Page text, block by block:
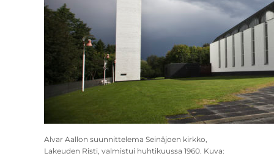
Alvar Aallon suunnittelema Seinäjoen kirkko,
Lakeuden Risti, valmistui huhtikuussa 1960. Kuva: